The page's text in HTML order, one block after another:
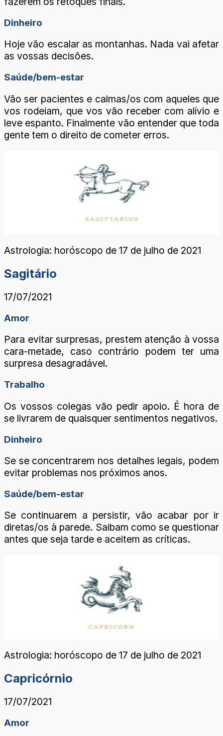
Dinheiro
Hoje vão escalar as montanhas. Nada vai afetar
as vossas decisões.
Saúde/bem-estar
Vão ser pacientes e calmas/os com aqueles que
vos rodeiam, que vos vão receber com alívio e
leve espanto. Finalmente vão entender que toda
gente tem o direito de cometer erros.
Astrologia: horóscopo de 17 de julho de 2021
Sagitário
17/07/2021
Amor
Para evitar surpresas, prestem atenção à vossa
cara-metade, caso contrário podem ter uma
surpresa desagradável.
Trabalho
Os vossos colegas vão pedir apoio. É hora de
se livrarem de quaisquer sentimentos negativos.
Dinheiro
Se se concentrarem nos detalhes legais, podem
evitar problemas nos próximos anos.
Saúde/bem-estar
Se continuarem a persistir, vão acabar por ir
diretas/os à parede. Saibam como se questionar
antes que seja tarde e aceitem as críticas.
Astrologia: horóscopo de 17 de julho de 2021
Capricórnio
17/07/2021
Amor